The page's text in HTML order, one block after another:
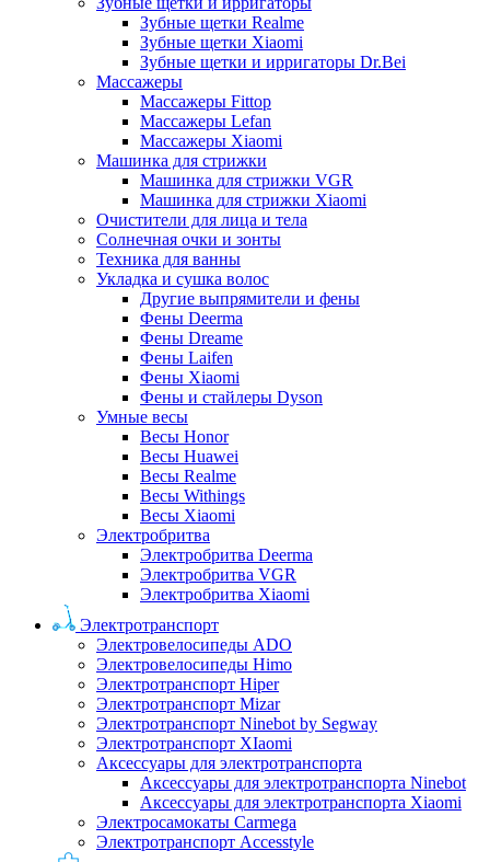
Зубные щетки Realme
Зубные щетки Xiaomi
Зубные щетки и ирригаторы Dr.Bei
Массажеры
Массажеры Fittop
Массажеры Lefan
Массажеры Xiaomi
Машинка для стрижки
Машинка для стрижки VGR
Машинка для стрижки Xiaomi
Очистители для лица и тела
Солнечная очки и зонты
Техника для ванны
Укладка и сушка волос
Другие выпрямители и фены
Фены Deerma
Фены Dreame
Фены Laifen
Фены Xiaomi
Фены и стайлеры Dyson
Умные весы
Весы Honor
Весы Huawei
Весы Realme
Весы Withings
Весы Xiaomi
Электробритва
Электробритва Deerma
Электробритва VGR
Электробритва Xiaomi
Электротранспорт
Электровелосипеды ADO
Электровелосипеды Himo
Электротранспорт Hiper
Электротранспорт Mizar
Электротранспорт Ninebot by Segway
Электротранспорт XIaomi
Аксессуары для электротранспорта
Аксессуары для электротранспорта Ninebot
Аксессуары для электротранспорта Xiaomi
Электросамокаты Carmega
Электротранспорт Accesstyle